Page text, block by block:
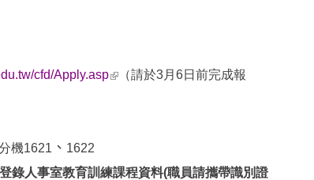
cfd/Apply.asp (link is external)
（請於3月6日前完成報
機1621 、 1622
錄人事室教育訓練課程資料(職員請攜帶識別證